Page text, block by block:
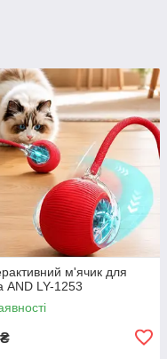
м'ячик для
AND LY-1253
₴